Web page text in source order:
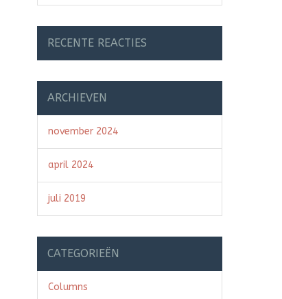
RECENTE REACTIES
ARCHIEVEN
november 2024
april 2024
juli 2019
CATEGORIEËN
Columns